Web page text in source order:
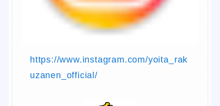
https://www.instagram.com/yoita_rak
uzanen_official/